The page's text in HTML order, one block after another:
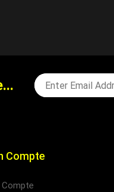
Compte
Compte